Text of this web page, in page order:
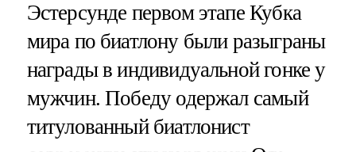
Эстерсунде первом этапе Кубка
мира по биатлону были разыграны
награды в индивидуальной гонке у
мужчин. Победу одержал самый
титулованный биатлонист